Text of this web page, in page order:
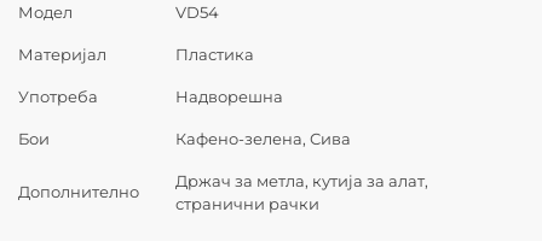
Модел VD54
Материјал Пластика
Употреба Надворешна
Бои Кафено-зелена, Сива
Дополнително
Држач за метла, кутија за алат,
странични рачки